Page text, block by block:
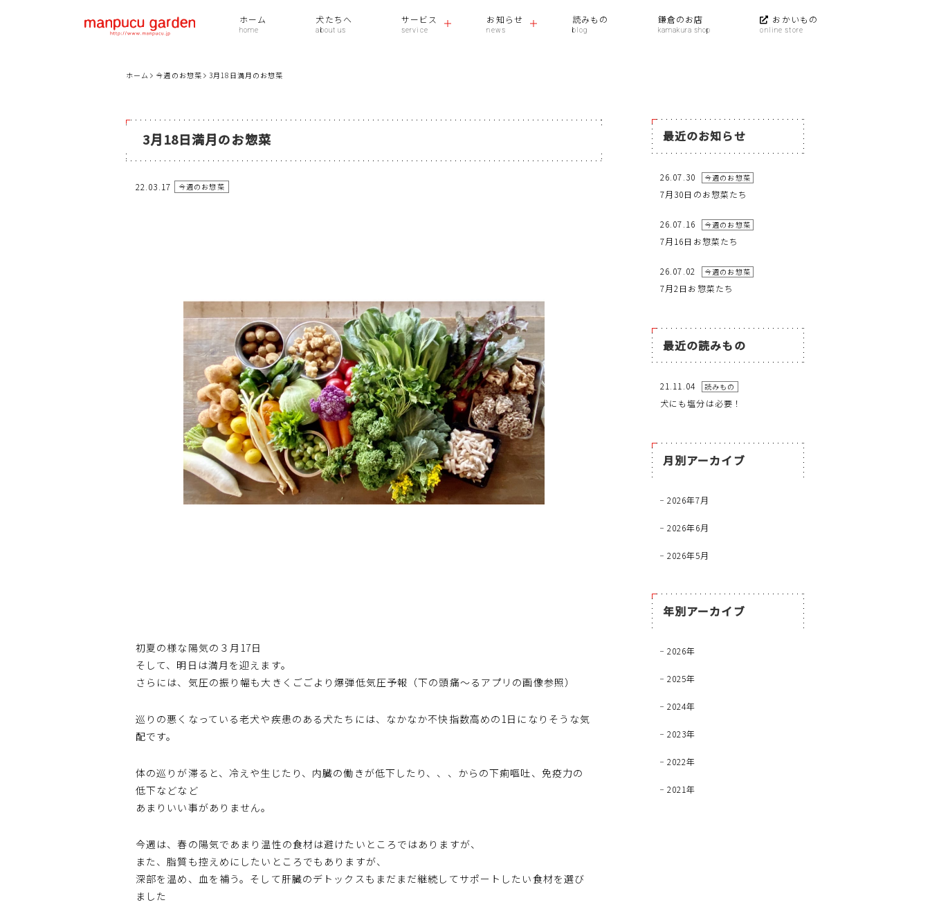
ホーム 犬たちへ サービス お知らせ 読みもの 鎌倉のお店 おかいもの
ホーム 今週のお惣菜 3月18日満月のお惣菜
3月18日満月のお惣菜
22.03.17 今週のお惣菜
初夏の様な陽気の３月17日
そして、明日は満月を迎えます。
さらには、気圧の振り幅も大きくごごより爆弾低気圧予報（下の頭痛〜るアプリの画像参照）
巡りの悪くなっている老犬や疾患のある犬たちには、なかなか不快指数高めの1日になりそうな気
配です。
体の巡りが滞ると、冷えや生じたり、内臓の働きが低下したり、、、からの下痢嘔吐、免疫力の
低下などなど
あまりいい事がありません。
今週は、春の陽気であまり温性の食材は避けたいところではありますが、
また、脂質も控えめにしたいところでもありますが、
深部を温め、血を補う。そして肝臓のデトックスもまだまだ継続してサポートしたい食材を選び
ました
最近のお知らせ
26.07.30 今週のお惣菜
7月30日のお惣菜たち
26.07.16 今週のお惣菜
7月16日お惣菜たち
26.07.02 今週のお惣菜
7月2日お惣菜たち
最近の読みもの
21.11.04 読みもの
犬にも塩分は必要！
月別アーカイブ
2026年7月
2026年6月
2026年5月
年別アーカイブ
2026年
2025年
2024年
2023年
2022年
2021年